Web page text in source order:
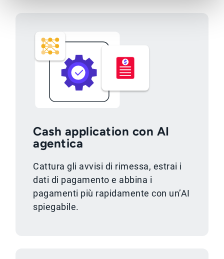
Cash application con AI
agentica
Cattura gli avvisi di rimessa, estrai i
dati di pagamento e abbina i
pagamenti più rapidamente con un’AI
spiegabile.